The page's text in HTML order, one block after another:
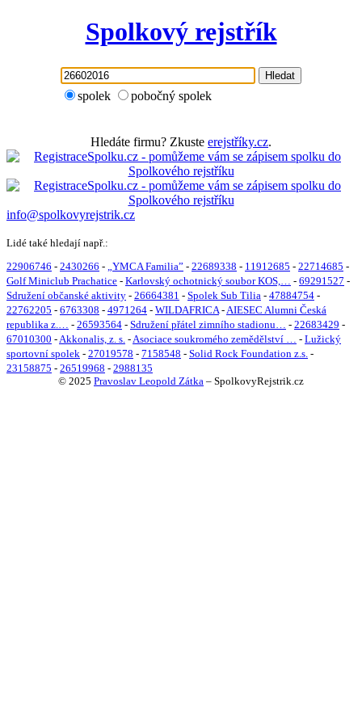
Spolkový rejstřík
Hledat
spolek pobočný spolek
Hledáte firmu? Zkuste erejstříky.cz.
info@spolkovyrejstrik.cz
Lidé také hledají např.:
22906746 - 2430266 - „YMCA Familia” - 22689338 - 11912685 - 22714685 -
Golf Miniclub Prachatice - Karlovský ochotnický soubor KOS,… - 69291527 -
Sdružení občanské aktivity - 26664381 - Spolek Sub Tilia - 47884754 -
22762205 - 6763308 - 4971264 - WILDAFRICA -AIESEC Alumni Česká
republika z.… - 26593564 - Sdružení přátel zimního stadionu… - 22683429 -
67010300 -Akkonalis, z. s. -Asociace soukromého zemědělství … - Lužický
sportovní spolek - 27019578 - 7158548 - Solid Rock Foundation z.s. -
23158875 - 26519968 - 2988135
© 2025 Pravoslav Leopold Zátka – SpolkovyRejstrik.cz